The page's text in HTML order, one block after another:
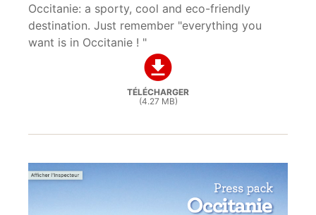
Occitanie: a sporty, cool and eco-friendly
destination. Just remember "everything you
want is in Occitanie ! "
TÉLÉCHARGER
(4.27 MB)